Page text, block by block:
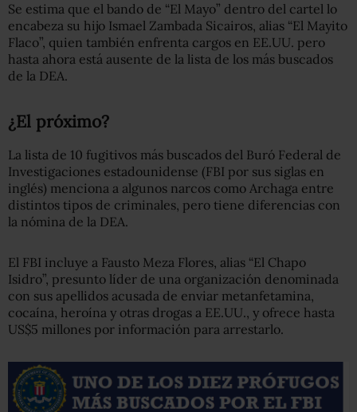
Se estima que el bando de “El Mayo” dentro del cartel lo
encabeza su hijo Ismael Zambada Sicairos, alias “El Mayito
Flaco”, quien también enfrenta cargos en EE.UU. pero
hasta ahora está ausente de la lista de los más buscados
de la DEA.
¿El próximo?
La lista de 10 fugitivos más buscados del Buró Federal de
Investigaciones estadounidense (FBI por sus siglas en
inglés) menciona a algunos narcos como Archaga entre
distintos tipos de criminales, pero tiene diferencias con
la nómina de la DEA.
El FBI incluye a Fausto Meza Flores, alias “El Chapo
Isidro”, presunto líder de una organización denominada
con sus apellidos acusada de enviar metanfetamina,
cocaína, heroína y otras drogas a EE.UU., y ofrece hasta
US$5 millones por información para arrestarlo.